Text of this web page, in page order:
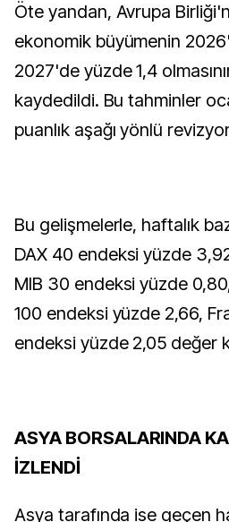
Öte yandan, Avrupa
ekonomik büyümenin
2027'de yüzde 1,4
kaydedildi. Bu tahminler
puanlık aşağı yönlü
Bu gelişmelerle, haftalık
DAX 40 endeksi yüzde
MIB 30 endeksi yüzde
100 endeksi yüzde 2,66,
endeksi yüzde 2,05 değer
ASYA BORSALARINDA
İZLENDİ
Asya tarafında ise geçen